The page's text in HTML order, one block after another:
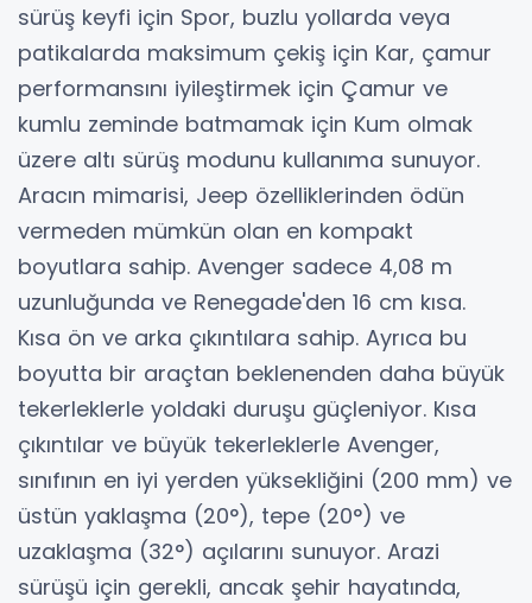
sürüş keyfi için Spor, buzlu yollarda veya
patikalarda maksimum çekiş için Kar, çamur
performansını iyileştirmek için Çamur ve
kumlu zeminde batmamak için Kum olmak
üzere altı sürüş modunu kullanıma sunuyor.
Aracın mimarisi, Jeep özelliklerinden ödün
vermeden mümkün olan en kompakt
boyutlara sahip. Avenger sadece 4,08 m
uzunluğunda ve Renegade'den 16 cm kısa.
Kısa ön ve arka çıkıntılara sahip. Ayrıca bu
boyutta bir araçtan beklenenden daha büyük
tekerleklerle yoldaki duruşu güçleniyor. Kısa
çıkıntılar ve büyük tekerleklerle Avenger,
sınıfının en iyi yerden yüksekliğini (200 mm) ve
üstün yaklaşma (20°), tepe (20°) ve
uzaklaşma (32°) açılarını sunuyor. Arazi
sürüşü için gerekli, ancak şehir hayatında,